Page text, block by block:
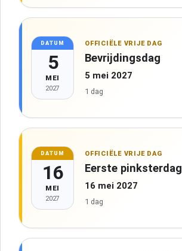
DATUM
5
MEI
2027
OFFICIËLE VRIJE DAG
Bevrijdingsdag
5 mei 2027
1 dag
DATUM
16
MEI
2027
OFFICIËLE VRIJE DAG
Eerste pinksterdag
16 mei 2027
1 dag